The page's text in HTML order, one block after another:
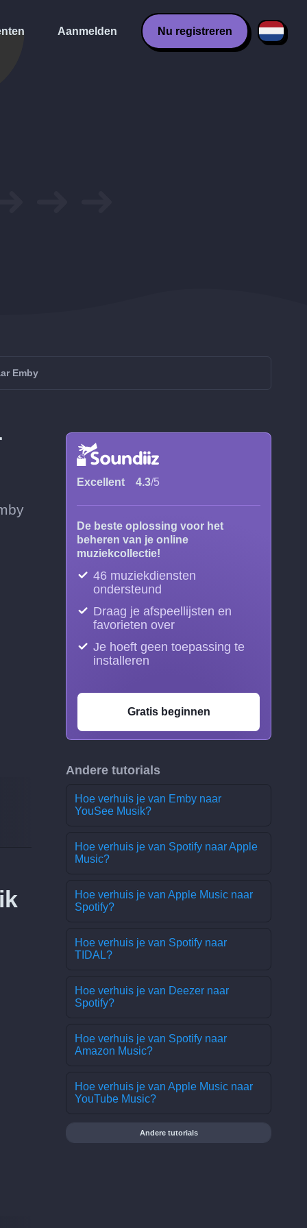
Aanmelden Nu registreren
Emby
Excellent 4.3/5
De beste oplossing voor het
beheren van je online
muziekcollectie!
46 muziekdiensten
ondersteund
Draag je afspeellijsten en
favorieten over
Je hoeft geen toepassing te
installeren
Gratis beginnen
Andere tutorials
Hoe verhuis je van Emby naar
YouSee Musik?
Hoe verhuis je van Spotify naar Apple
Music?
Hoe verhuis je van Apple Music naar
Spotify?
Hoe verhuis je van Spotify naar
TIDAL?
Hoe verhuis je van Deezer naar
Spotify?
Hoe verhuis je van Spotify naar
Amazon Music?
Hoe verhuis je van Apple Music naar
YouTube Music?
Andere tutorials